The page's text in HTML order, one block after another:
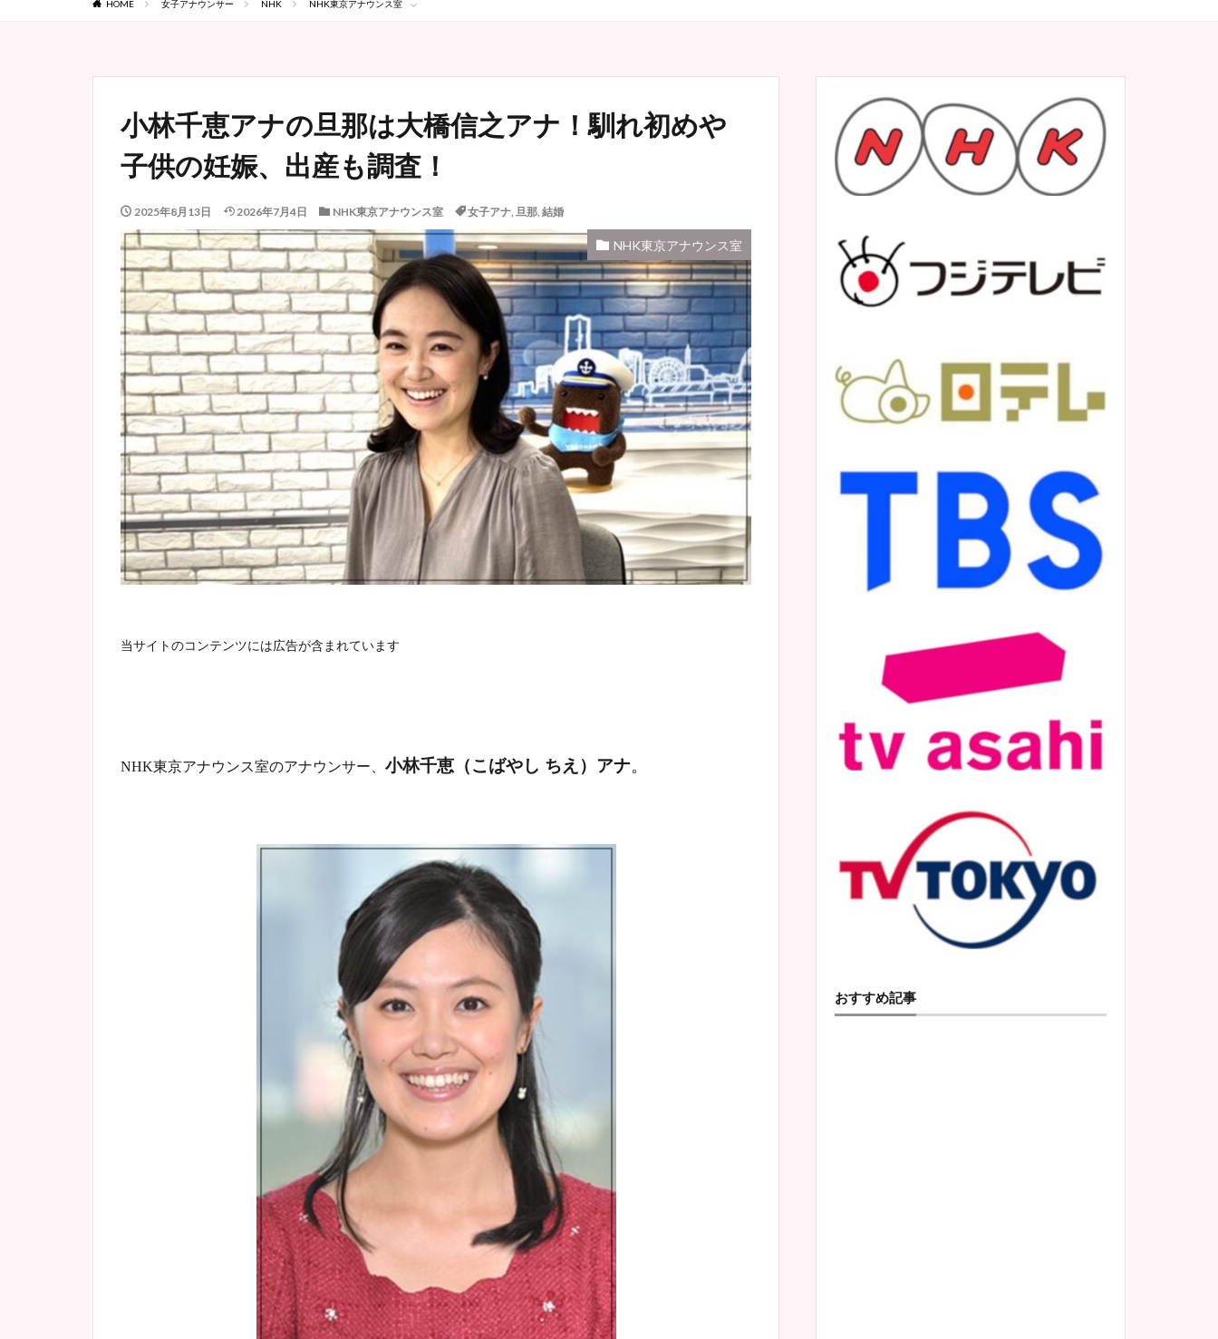
HOME 女子アナウンサー NHK NHK東京アナウンス室
小林千恵アナの旦那は大橋信之アナ！馴れ初めや
子供の妊娠、出産も調査！
2025年8月13日 2026年7月4日 NHK東京アナウンス室 女子アナ, 旦那, 結婚
NHK東京アナウンス室
当サイトのコンテンツには広告が含まれています
NHK東京アナウンス室のアナウンサー、 小林千恵（こばやし ちえ）アナ。
おすすめ記事